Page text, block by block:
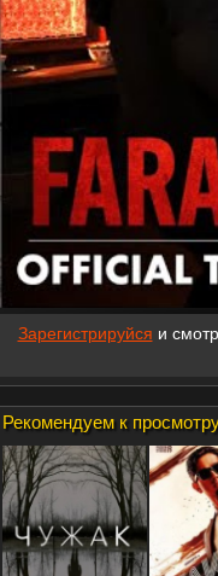
Зарегистрируйся и
Рекомендуем к